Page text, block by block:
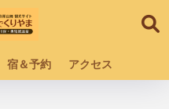
宿＆予約 アクセス